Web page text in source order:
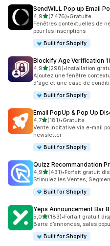
SendWILL Pop up Email
4,9étoile(s) sur 5
(7 476)
7476 avis au total
•Gratuite
Fenêtres contextuelles de
pour les inscriptions
Built for Shopify
Blockify Age Verification
4,9étoile(s) sur 5
(298)
298 avis au total
•Installation
Ajoutez une fenêtre
d'âge et une case de
Built for Shopify
Email PopUp & Pop Up
4,7étoile(s) sur 5
(181)
181 avis au total
•Gratuite
Vente incitative via e-mail
newsletter
Built for Shopify
Quizz Recommandation
4,9étoile(s) sur 5
(431)
431 avis au total
•Forfait gratuit
Stimulez les Ventes,
Built for Shopify
Yeps Announcement Bar
5,0étoile(s) sur 5
(183)
183 avis au total
•Forfait gratuit
Barre d’annonces, sales
Built for Shopify